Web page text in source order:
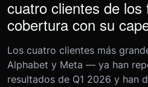
cuatro clientes de los
cobertura con su
Los cuatro clientes más
Alphabet y Meta — ya han
resultados de Q1 2026 y han